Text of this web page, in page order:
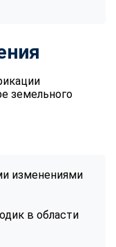
земельного
изменениями
в области